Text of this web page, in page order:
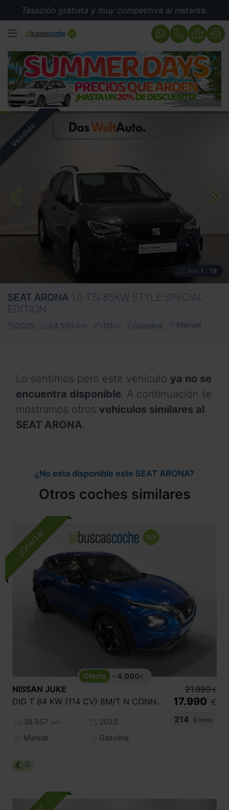
Tasación gratuita y muy competitiva al instante.
MENÚ
Foto 1 / 19
SEAT ARONA 1.0 TSI 85KW STYLE SPECIAL
EDITION
2025 24.560 kms 115 cv Gasolina Manual
Lo sentimos pero este vehículo ya no se
encuentra disponible. A continuación te
mostramos otros vehículos similares al
SEAT ARONA.
¿No esta disponible este SEAT ARONA?
Otros coches similares
- 4.000€
NISSAN JUKE
DIG T 84 KW (114 CV) 6M/T N CONNECTA
38.957 km
2023
Manual
Gasolina
21.990 €
17.990 €
214
€/mes
C